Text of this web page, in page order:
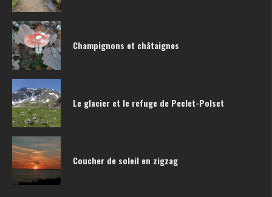
Champignons et châtaignes
Le glacier et le refuge de Peclet-Polset
Coucher de soleil en zigzag